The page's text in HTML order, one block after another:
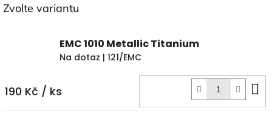
Zvolte variantu
EMC 1010 Metallic Titanium
Na dotaz | 121/EMC
190 Kč / ks